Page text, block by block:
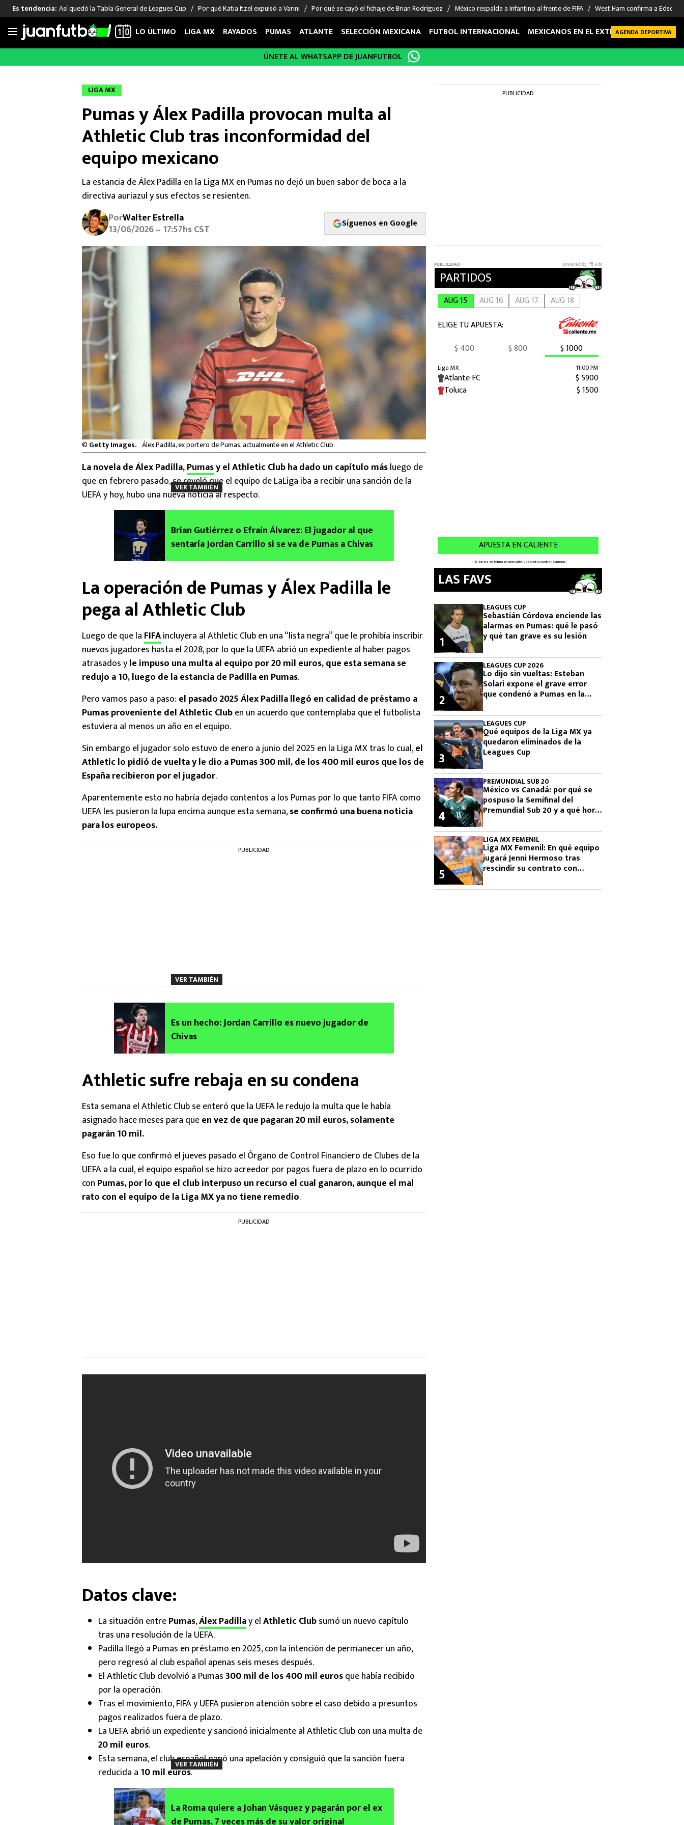
Saltar
Es tendencia: Así quedó la Tabla General de Leagues Cup Por qué Katia Itzel expulsó a Varini Por qué se cayó el fichaje de Brian Rodríguez México respalda a Infantino al frente de FIFA West Ham confirma a Edson
LIGA MX
Chivas de Guadalajara
Liga MX Femenil
FUT INTERNACIONAL
Las Noticias
Selección Mexicana
Champions League
Europa League
Real Madrid
Barcelona
MEXICANOS EN EL EXTRANJERO
Memo Ochoa
Chino Huerta
Edson Álvarez
Santiago Giménez
FIGURAS
Sergio Ramos
Giorgos Giakoumakis
André Jardine
DEPORTES
LO ÚLTIMO LIGA MX RAYADOS PUMAS ATLANTE SELECCIÓN MEXICANA FUTBOL INTERNACIONAL MEXICANOS EN EL EXTRANJERO FUTBOL
AGENDA DEPORTIVA
ÚNETE AL WHATSAPP DE JUANFUTBOL
LIGA MX
Pumas y Álex Padilla provocan multa al
Athletic Club tras inconformidad del
equipo mexicano
La estancia de Álex Padilla en la Liga MX en Pumas no dejó un buen sabor de boca a la
directiva auriazul y sus efectos se resienten.
PorWalter Estrella
13/06/2026 – 17:57hs CST Síguenos en Google
© Getty Images. Álex Padilla, ex portero de Pumas, actualmente en el Athletic Club.
La novela de Álex Padilla,Pumasy el Athletic Club ha dado un capítulo másluego de
que en febrero pasado, se reveló que el equipo de LaLiga iba a recibir una sanción de la
UEFA y hoy, hubo una nueva noticia al respecto.
VER TAMBIÉN
Brian Gutiérrez o Efraín Álvarez: El jugador al que
sentaría Jordan Carrillo si se va de Pumas a Chivas
La operación de Pumas y Álex Padilla le
pega al Athletic Club
Luego de que la FIFAincluyera al Athletic Club en una “lista negra” que le prohibía inscribir
nuevos jugadores hasta el 2028, por lo que la UEFA abrió un expediente al haber pagos
atrasados yle impuso una multa al equipo por 20 mil euros, que esta semana se
redujo a 10, luego de la estancia de Padilla en Pumas.
Pero vamos paso a paso: el pasado 2025 Álex Padilla llegó en calidad de préstamo a
Pumas proveniente del Athletic Cluben un acuerdo que contemplaba que el futbolista
estuviera al menos un año en el equipo.
Sin embargo el jugador solo estuvo de enero a junio del 2025 en la Liga MX tras lo cual,el
Athletic lo pidió de vuelta y le dio a Pumas 300 mil, de los 400 mil euros que los de
España recibieron por el jugador.
Aparentemente esto no habría dejado contentos a los Pumas por lo que tanto FIFA como
UEFA les pusieron la lupa encima aunque esta semana,se confirmó una buena noticia
para los europeos.
PUBLICIDAD
VER TAMBIÉN
Es un hecho: Jordan Carrillo es nuevo jugador de
Chivas
Athletic sufre rebaja en su condena
Esta semana el Athletic Club se enteró que la UEFA le redujo la multa que le había
asignado hace meses para queen vez de que pagaran 20 mil euros, solamente
pagarán 10 mil.
Eso fue lo que confirmó el jueves pasado el Órgano de Control Financiero de Clubes de la
UEFA a la cual, el equipo español se hizo acreedor por pagos fuera de plazo en lo ocurrido
con Pumas, por lo que el club interpuso un recurso el cual ganaron, aunque el mal
rato con el equipo de la Liga MX ya no tiene remedio.
PUBLICIDAD
Datos clave:
La situación entrePumas,Álex Padillay elAthletic Clubsumó un nuevo capítulo
tras una resolución de la UEFA.
Padilla llegó a Pumas en préstamo en 2025, con la intención de permanecer un año,
pero regresó al club español apenas seis meses después.
El Athletic Club devolvió a Pumas300 mil de los 400 mil eurosque había recibido
por la operación.
Tras el movimiento, FIFA y UEFA pusieron atención sobre el caso debido a presuntos
pagos realizados fuera de plazo.
La UEFA abrió un expediente y sancionó inicialmente al Athletic Club con una multa de
20 mil euros.
Esta semana, el club español ganó una apelación y consiguió que la sanción fuera
reducida a 10 mil euros.
VER TAMBIÉN
La Roma quiere a Johan Vásquez y pagarán por el ex
de Pumas, 7 veces más de su valor original
PUBLICIDAD
LAS FAVS
LEAGUES CUP
Sebastián Córdova enciende las
alarmas en Pumas: qué le pasó
y qué tan grave es su lesión
1
LEAGUES CUP 2026
Lo dijo sin vueltas: Esteban
Solari expone el grave error
que condenó a Pumas en la
2
LEAGUES CUP
Qué equipos de la Liga MX ya
quedaron eliminados de la
Leagues Cup
3
PREMUNDIAL SUB 20
México vs Canadá: por qué se
pospuso la Semifinal del
Premundial Sub 20 y a qué hora
4
LIGA MX FEMENIL
Liga MX Femenil: En qué equipo
jugará Jenni Hermoso tras
rescindir su contrato con
5